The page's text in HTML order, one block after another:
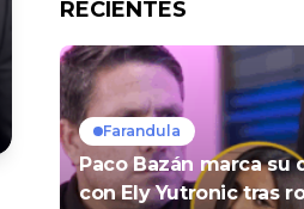
RECIENTES
Farandula
Paco Bazán marca su
con Ely Yutronic tras